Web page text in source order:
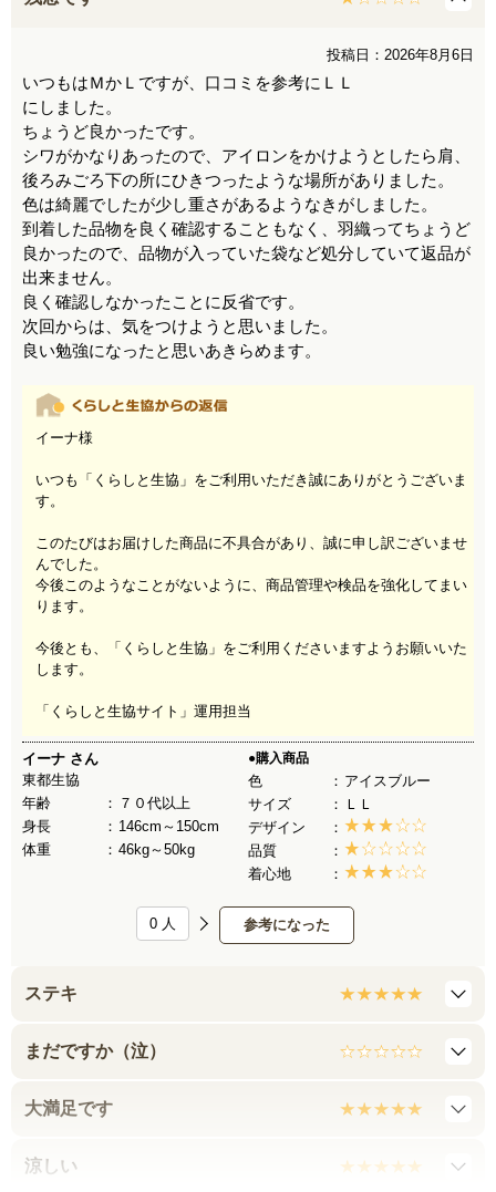
投稿日：2026年8月6日
いつもはＭかＬですが、口コミを参考にＬＬ
にしました。
ちょうど良かったです。
シワがかなりあったので、アイロンをかけようとしたら肩、
後ろみごろ下の所にひきつったような場所がありました。
色は綺麗でしたが少し重さがあるようなきがしました。
到着した品物を良く確認することもなく、羽織ってちょうど
良かったので、品物が入っていた袋など処分していて返品が
出来ません。
良く確認しなかったことに反省です。
次回からは、気をつけようと思いました。
良い勉強になったと思いあきらめます。
イーナ様
いつも「くらしと生協」をご利用いただき誠にありがとうございま
す。
このたびはお届けした商品に不具合があり、誠に申し訳ございませ
んでした。
今後このようなことがないように、商品管理や検品を強化してまい
ります。
今後とも、「くらしと生協」をご利用くださいますようお願いいた
します。
「くらしと生協サイト」運用担当
イーナ さん
東都生協
年齢
７０代以上
身長
146cm～150cm
体重
46kg～50kg
●購入商品
色
アイスブルー
サイズ
ＬＬ
デザイン
品質
着心地
参考になった
0 人
ステキ
まだですか（泣）
大満足です
涼しい